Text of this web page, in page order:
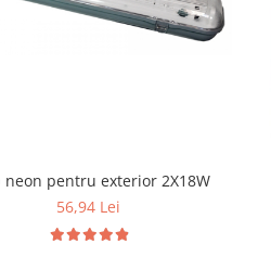
neon pentru exterior 2X18W
56,94 Lei